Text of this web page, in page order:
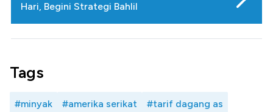
Hari, Begini Strategi Bahlil
Tags
#minyak #amerika serikat #tarif dagang as